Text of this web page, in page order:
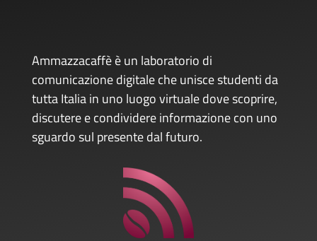
Ammazzacaffè è un laboratorio di
comunicazione digitale che unisce studenti da
tutta Italia in uno luogo virtuale dove scoprire,
discutere e condividere informazione con uno
sguardo sul presente dal futuro.